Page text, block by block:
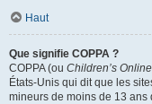
Haut
Que signifie COPPA ?
COPPA (ou Children’s
États-Unis qui dit que les
mineurs de moins de 13